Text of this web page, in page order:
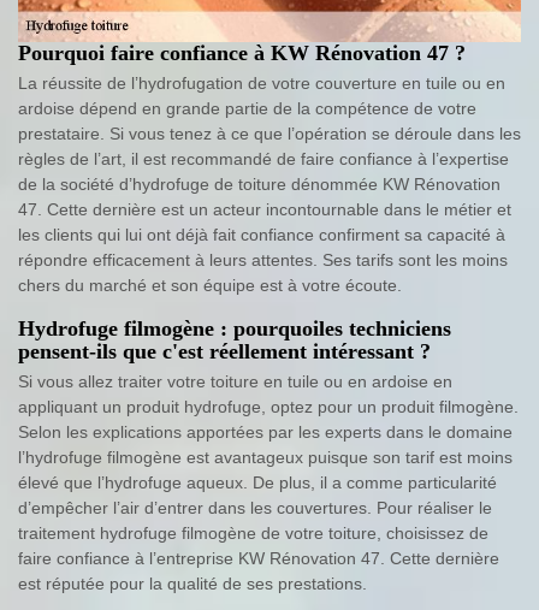
Pourquoi faire confiance à KW Rénovation 47 ?
La réussite de l’hydrofugation de votre couverture en tuile ou en
ardoise dépend en grande partie de la compétence de votre
prestataire. Si vous tenez à ce que l’opération se déroule dans les
règles de l’art, il est recommandé de faire confiance à l’expertise
de la société d’hydrofuge de toiture dénommée KW Rénovation
47. Cette dernière est un acteur incontournable dans le métier et
les clients qui lui ont déjà fait confiance confirment sa capacité à
répondre efficacement à leurs attentes. Ses tarifs sont les moins
chers du marché et son équipe est à votre écoute.
Hydrofuge filmogène : pourquoiles techniciens
pensent-ils que c'est réellement intéressant ?
Si vous allez traiter votre toiture en tuile ou en ardoise en
appliquant un produit hydrofuge, optez pour un produit filmogène.
Selon les explications apportées par les experts dans le domaine
l’hydrofuge filmogène est avantageux puisque son tarif est moins
élevé que l’hydrofuge aqueux. De plus, il a comme particularité
d’empêcher l’air d’entrer dans les couvertures. Pour réaliser le
traitement hydrofuge filmogène de votre toiture, choisissez de
faire confiance à l’entreprise KW Rénovation 47. Cette dernière
est réputée pour la qualité de ses prestations.